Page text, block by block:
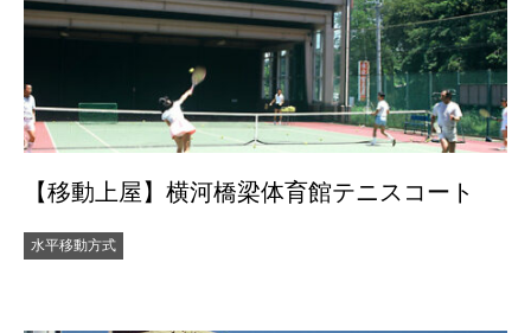
【移動上屋】横河橋梁体育館テニスコート
水平移動方式